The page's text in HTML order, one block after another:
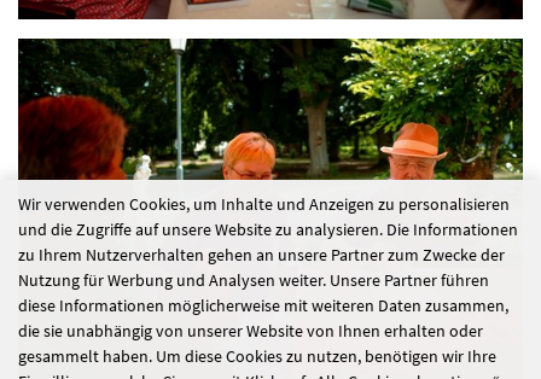
Wir verwenden Cookies, um Inhalte und Anzeigen zu personalisieren
und die Zugriffe auf unsere Website zu analysieren. Die Informationen
zu Ihrem Nutzerverhalten gehen an unsere Partner zum Zwecke der
Nutzung für Werbung und Analysen weiter. Unsere Partner führen
diese Informationen möglicherweise mit weiteren Daten zusammen,
die sie unabhängig von unserer Website von Ihnen erhalten oder
gesammelt haben. Um diese Cookies zu nutzen, benötigen wir Ihre